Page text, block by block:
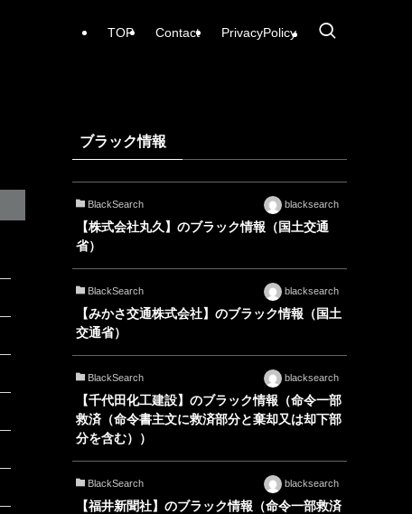
TOP Contact PrivacyPolicy
ブラック情報
BlackSearch blacksearch
【株式会社丸久】のブラック情報（国土交通
省）
BlackSearch blacksearch
【みかさ交通株式会社】のブラック情報（国土
交通省）
BlackSearch blacksearch
【千代田化工建設】のブラック情報（命令一部
救済（命令書主文に救済部分と棄却又は却下部
分を含む））
BlackSearch blacksearch
【福井新聞社】のブラック情報（命令一部救済